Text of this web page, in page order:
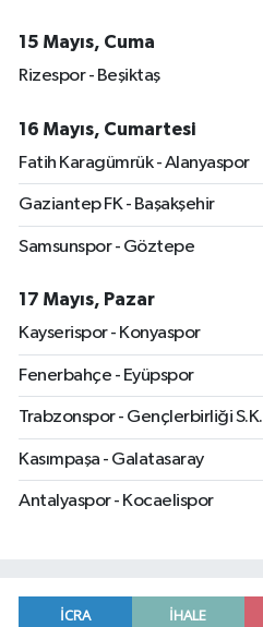
15 Mayıs, Cuma
Rizespor - Beşiktaş
16 Mayıs, Cumartesi
Fatih Karagümrük - Alanyaspor
Gaziantep FK - Başakşehir
Samsunspor - Göztepe
17 Mayıs, Pazar
Kayserispor - Konyaspor
Fenerbahçe - Eyüpspor
Trabzonspor - Gençlerbirliği S.K.
Kasımpaşa - Galatasaray
Antalyaspor - Kocaelispor